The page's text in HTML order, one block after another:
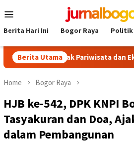
to
Menu
Berita Hari Ini Bogor Raya Politik
Berita Utama
Pariwisata dan Ekonomi
Home Bogor Raya
HJB ke-542, DPK KNPI
Tasyakuran dan Doa,
dalam Pembangunan